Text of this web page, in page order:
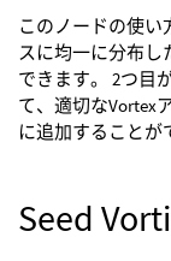
このノードの使い
スに均一に分布し
できます。 2つ目
て、適切なVortex
に追加することが
Seed